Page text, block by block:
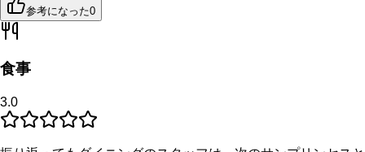
参考になった0
食事
3.0